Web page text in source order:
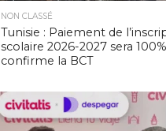
NON CLASSÉ
Tunisie : Paiement de
scolaire 2026-2027 sera
confirme la BCT